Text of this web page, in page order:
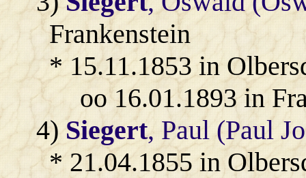
Frankenstein
* 15.11.1853 in
oo 16.01.1893 in
4)Siegert, Paul (Paul
* 21.04.1855 in